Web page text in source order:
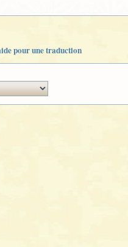
pour une traduction